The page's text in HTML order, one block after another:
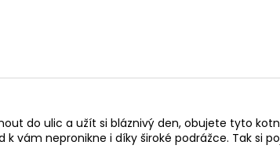
do ulic a užít si bláznivý den, obujete tyto
vám nepronikne i díky široké podrážce. Tak si